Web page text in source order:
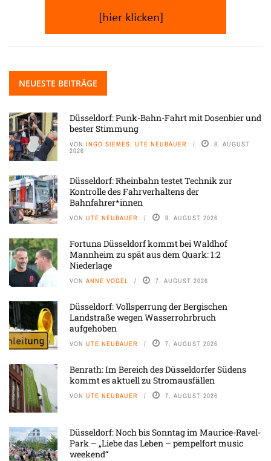
NEUESTE BEITRÄGE
Düsseldorf: Punk-Bahn-Fahrt mit Dosenbier und
bester Stimmung
VON INGO SIEMES, UTE NEUBAUER 8. AUGUST
2026
Düsseldorf: Rheinbahn testet Technik zur
Kontrolle des Fahrverhaltens der
Bahnfahrer*innen
VON UTE NEUBAUER 8. AUGUST 2026
Fortuna Düsseldorf kommt bei Waldhof
Mannheim zu spät aus dem Quark: 1:2
Niederlage
VON ANNE VOGEL 7. AUGUST 2026
Düsseldorf: Vollsperrung der Bergischen
Landstraße wegen Wasserrohrbruch
aufgehoben
VON UTE NEUBAUER 7. AUGUST 2026
Benrath: Im Bereich des Düsseldorfer Südens
kommt es aktuell zu Stromausfällen
VON UTE NEUBAUER 7. AUGUST 2026
Düsseldorf: Noch bis Sonntag im Maurice-Ravel-
Park – „Liebe das Leben – pempelfort music
weekend“